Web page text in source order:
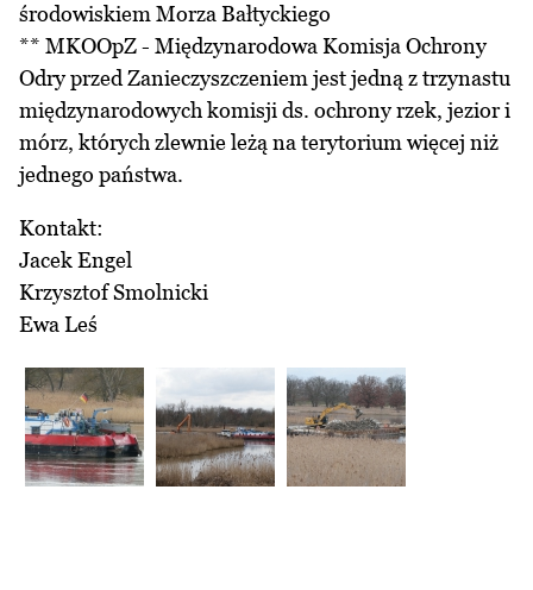
środowiskiem Morza Bałtyckiego
** MKOOpZ - Międzynarodowa Komisja Ochrony
Odry przed Zanieczyszczeniem jest jedną z trzynastu
międzynarodowych komisji ds. ochrony rzek, jezior i
mórz, których zlewnie leżą na terytorium więcej niż
jednego państwa.
Kontakt:
Jacek Engel
Krzysztof Smolnicki
Ewa Leś